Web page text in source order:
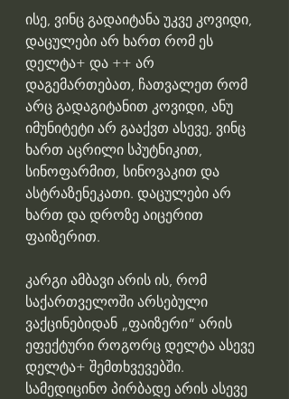
ისე, ვინც გადაიტანა უკვე კოვიდი,
დაცულები არ ხართ რომ ეს
დელტა+ და ++ არ
დაგემართებათ, ჩათვალეთ რომ
არც გადაგიტანით კოვიდი, ანუ
იმუნიტეტი არ გააქვთ ასევე, ვინც
ხართ აცრილი სპუტნიკით,
სინოფარმით, სინოვაკით და
ასტრაზენეკათი. დაცულები არ
ხართ და დროზე აიცერით
ფაიზერით.
კარგი ამბავი არის ის, რომ
საქართველოში არსებული
ვაქცინებიდან „ფაიზერი“ არის
ეფექტური როგორც დელტა ასევე
დელტა+ შემთხვევებში.
სამედიცინო პირბადე არის ასევე